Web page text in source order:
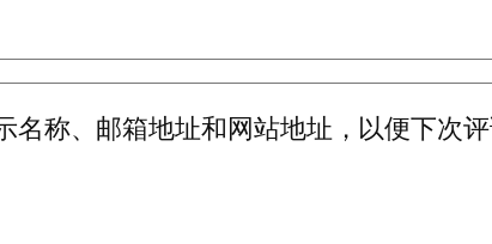
称、邮箱地址和网站地址，以便下次评